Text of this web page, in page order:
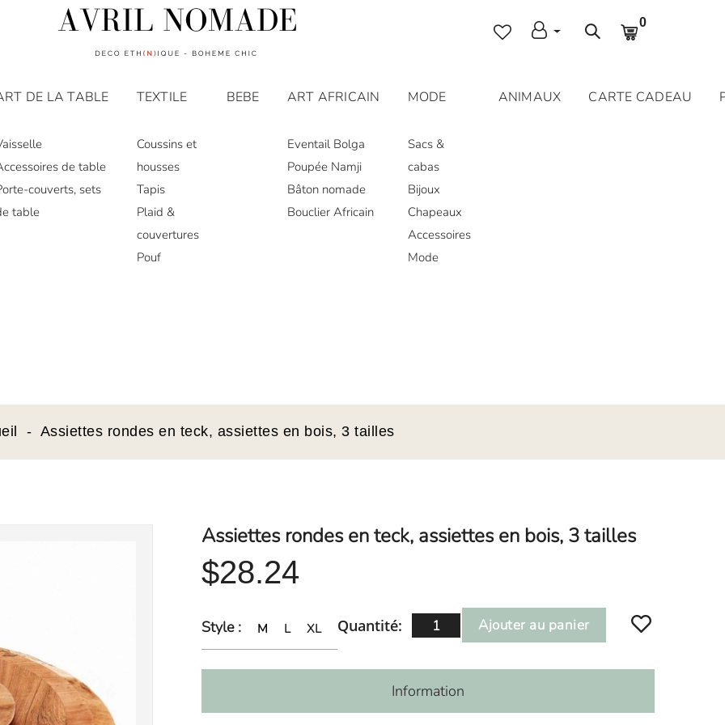
0
DE LA TABLE
de table
couverts, sets
table
TEXTILE
Coussins et
housses
Tapis
Plaid &
couvertures
Pouf
BEBE ART AFRICAIN
Eventail Bolga
Poupée Namji
Bâton nomade
Bouclier Africain
MODE
Sacs &
cabas
Bijoux
Chapeaux
Accessoires
Mode
ANIMAUX CARTE CADEAU
Assiettes rondes en teck, assiettes en bois, 3 tailles
Assiettes rondes en teck, assiettes en bois, 3 tailles
$28.24
Style : M L XL Quantité: Ajouter au panier
Information